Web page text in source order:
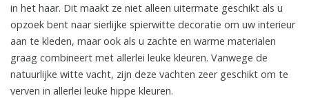
in het haar. Dit maakt ze niet alleen uitermate geschikt als u
opzoek bent naar sierlijke spierwitte decoratie om uw interieur
aan te kleden, maar ook als u zachte en warme materialen
graag combineert met allerlei leuke kleuren. Vanwege de
natuurlijke witte vacht, zijn deze vachten zeer geschikt om te
verven in allerlei leuke hippe kleuren.